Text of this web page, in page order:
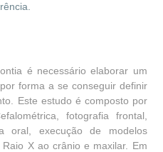
é necessário elaborar um
forma a se conseguir definir
Este estudo é composto por
fotografia frontal,
oral, execução de modelos
X ao crânio e maxilar. Em